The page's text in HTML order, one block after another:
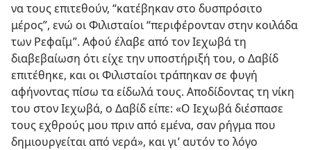
να τους επιτεθούν, “κατέβηκαν στο δυσπρόσιτο
μέρος”, ενώ οι Φιλισταίοι “περιφέρονταν στην κοιλάδα
των Ρεφαΐμ”. Αφού έλαβε από τον Ιεχωβά τη
διαβεβαίωση ότι είχε την υποστήριξή του, ο Δαβίδ
επιτέθηκε, και οι Φιλισταίοι τράπηκαν σε φυγή
αφήνοντας πίσω τα είδωλά τους. Αποδίδοντας τη νίκη
του στον Ιεχωβά, ο Δαβίδ είπε: «Ο Ιεχωβά διέσπασε
τους εχθρούς μου πριν από εμένα, σαν ρήγμα που
δημιουργείται από νερά», και γι’ αυτόν το λόγο